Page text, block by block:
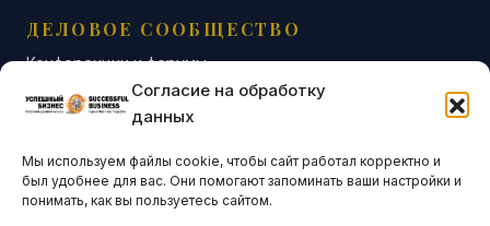
Согласие на обработку
данных
Мы используем файлы cookie, чтобы сайт работал корректно и
был удобнее для вас. Они помогают запоминать ваши настройки и
понимать, как вы пользуетесь сайтом.
ДЕЛОВОЕ СООБЩЕСТВО
Конференции и форумы
Бизнес-клубы и ассоциации
Остальные новости
АНАЛИТИКА И СТАТИСТИКА